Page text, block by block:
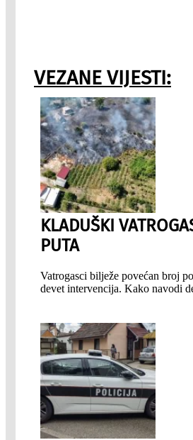
VEZANE VIJESTI:
KLADUŠKI
PUTA
Vatrogasci bilježe povećan broj
devet intervencija. Kako navodi